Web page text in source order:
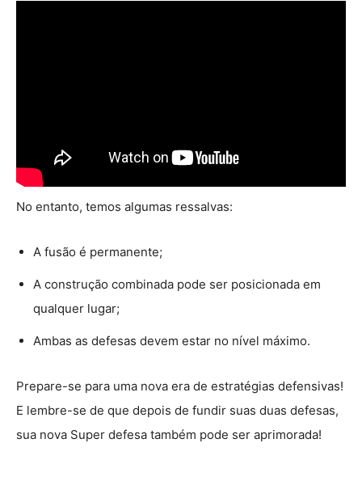
No entanto, temos algumas ressalvas:
A fusão é permanente;
A construção combinada pode ser posicionada em
qualquer lugar;
Ambas as defesas devem estar no nível máximo.
Prepare-se para uma nova era de estratégias defensivas!
E lembre-se de que depois de fundir suas duas defesas,
sua nova Super defesa também pode ser aprimorada!